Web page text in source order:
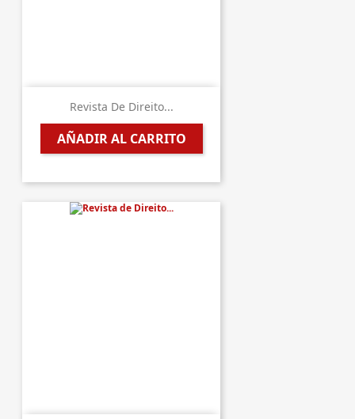
Revista De Direito...
AÑADIR AL CARRITO